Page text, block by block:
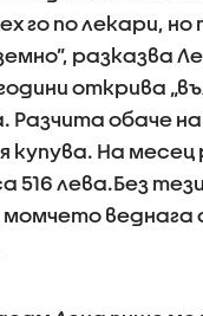
го по лекари, но
разказва
открива
Разчита обаче
купува. На месец
516 лева.Без
веднага